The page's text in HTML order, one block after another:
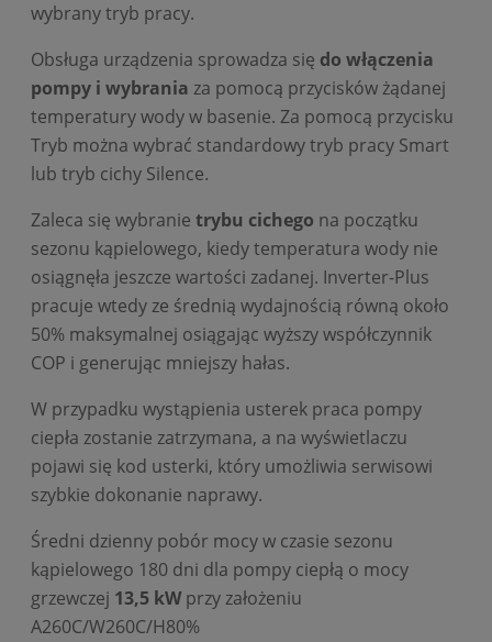
wybrany tryb pracy.
Obsługa urządzenia sprowadza się do włączenia
pompy i wybrania za pomocą przycisków żądanej
temperatury wody w basenie. Za pomocą przycisku
Tryb można wybrać standardowy tryb pracy Smart
lub tryb cichy Silence.
Zaleca się wybranie trybu cichego na początku
sezonu kąpielowego, kiedy temperatura wody nie
osiągnęła jeszcze wartości zadanej. Inverter-Plus
pracuje wtedy ze średnią wydajnością równą około
50% maksymalnej osiągając wyższy współczynnik
COP i generując mniejszy hałas.
W przypadku wystąpienia usterek praca pompy
ciepła zostanie zatrzymana, a na wyświetlaczu
pojawi się kod usterki, który umożliwia serwisowi
szybkie dokonanie naprawy.
Średni dzienny pobór mocy w czasie sezonu
kąpielowego 180 dni dla pompy ciepłą o mocy
grzewczej 13,5 kWprzy założeniu
A260C/W260C/H80%